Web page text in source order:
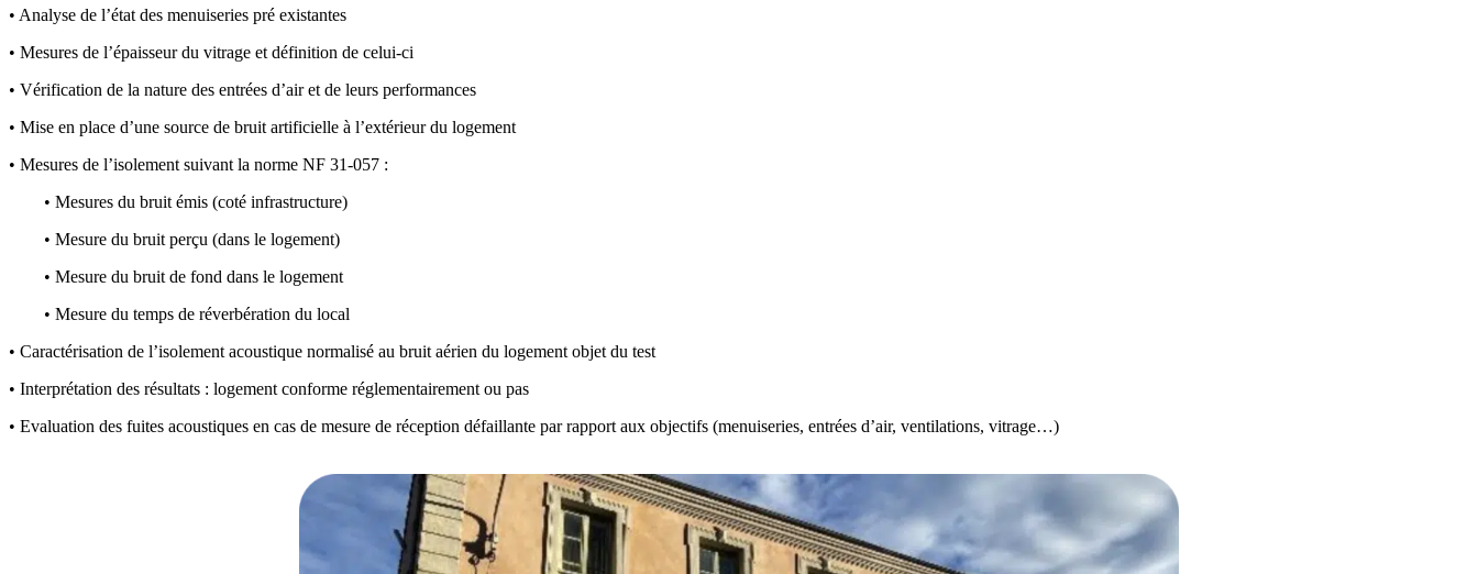
• Analyse de l’état des menuiseries pré existantes
• Mesures de l’épaisseur du vitrage et définition de celui-ci
• Vérification de la nature des entrées d’air et de leurs performances
• Mise en place d’une source de bruit artificielle à l’extérieur du logement
• Mesures de l’isolement suivant la norme NF 31-057 :
• Mesures du bruit émis (coté infrastructure)
• Mesure du bruit perçu (dans le logement)
• Mesure du bruit de fond dans le logement
• Mesure du temps de réverbération du local
• Caractérisation de l’isolement acoustique normalisé au bruit aérien du logement objet du test
• Interprétation des résultats : logement conforme réglementairement ou pas
• Evaluation des fuites acoustiques en cas de mesure de réception défaillante par rapport aux objectifs (menuiseries, entrées d’air, ventilations, vitrage…)